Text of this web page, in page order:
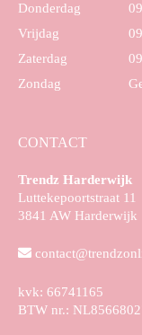
Donderdag
Vrijdag
Zaterdag
Zondag
CONTACT
Trendz Harderwijk
Luttekepoortstraat 11
3841 AW Harderwijk
kvk: 66741165
BTW nr.: